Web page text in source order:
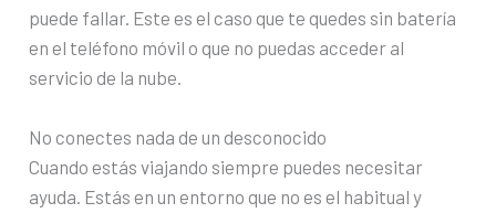
puede fallar. Este es el caso que te quedes sin batería
en el teléfono móvil o que no puedas acceder al
servicio de la nube.
No conectes nada de un desconocido
Cuando estás viajando siempre puedes necesitar
ayuda. Estás en un entorno que no es el habitual y